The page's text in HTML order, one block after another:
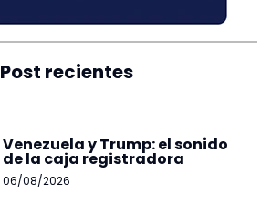
Post recientes
Venezuela y Trump: el sonido
de la caja registradora
06/08/2026